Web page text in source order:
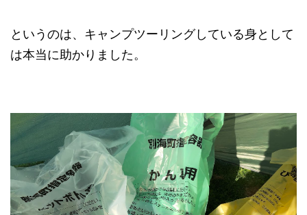
というのは、キャンプツーリングしている身として
は本当に助かりました。